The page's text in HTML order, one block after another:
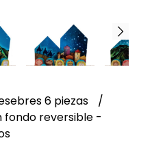
6 piezas
fondo reversible -